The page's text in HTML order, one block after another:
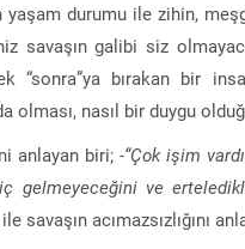
yaşam durumu ile zihin,
savaşın galibi siz
“sonra”ya bırakan bir
olması, nasıl bir duygu
anlayan biri; -“Çok işim
gelmeyeceğini ve
savaşın acımazsızlığını